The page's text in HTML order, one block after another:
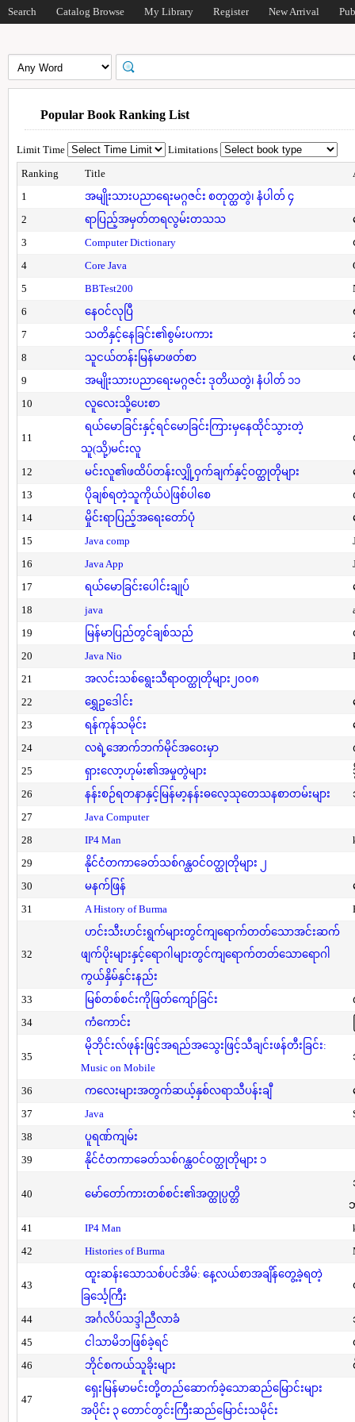
Search Catalog Browse My Library Register New Arrival
Popular Book Ranking List
Limit Time
Limitations
Ranking
Title
1
အမျိုးသားပညာရေးမဂ္ဂဇင်း စတုတ္ထတွဲ၊ နံပါတ် ၄
2
ရာပြည့်အမှတ်တရလွမ်းတသသ
3
Computer Dictionary
4
Core Java
5
BBTest200
6
နေဝင်လုပြီ
7
သတိနှင့်နေခြင်း၏စွမ်းပကား
8
သူငယ်တန်းမြန်မာဖတ်စာ
9
အမျိုးသားပညာရေးမဂ္ဂဇင်း ဒုတိယတွဲ၊ နံပါတ် ၁၁
10
လူလေးသို့ပေးစာ
11
ရယ်မောခြင်းနှင့်ရင်မောခြင်းကြားမှနေထိုင်သွားတဲ့
သူ(သို့)မင်းလူ
12 မင်းလူ၏ဖထိပ်တန်းလျှို့ဝှက်ချက်နှင့်ဝတ္ထုတိုများ
13
ပိုချစ်ရတဲ့သူကိုယ်ပဲဖြစ်ပါစေ
14
မှိုင်းရာပြည့်အရေးတော်ပုံ
15
Java comp
16
Java App
17
ရယ်မောခြင်းပေါင်းချုပ်
18
java
19
မြန်မာပြည်တွင်ချစ်သည်
20
Java Nio
21
အလင်းသစ်ရွေးသီရာဝတ္ထုတိုများ၂၀၀၈
22
ရွှေဥဒေါင်း
23
ရန်ကုန်သမိုင်း
24
လရဲ့အောက်ဘက်မိုင်အဝေးမှာ
25
ရှားလော့ဟုမ်း၏အမှုတွဲများ
26
နန်းစဉ်ရတနာနှင့်မြန်မာ့နန်းဓလေ့သုတေသနစာတမ်းများ
27
Java Computer
28
IP4 Man
29
နိုင်ငံတကာခေတ်သစ်ဂန္ထဝင်ဝတ္ထုတိုများ ၂
30
မနက်ဖြန်
31
A History of Burma
32
ဟင်းသီးဟင်းရွက်များတွင်ကျရောက်တတ်သောအင်းဆက်
ဖျက်ပိုးများနှင့်ရောဂါများတွင်ကျရောက်တတ်သောရောဂါ
ကွယ်နှိမ်နှင်းနည်း
33
မြစ်တစ်စင်းကိုဖြတ်ကျော်ခြင်း
34
ကံကောင်း
35
မိုဘိုင်းလ်ဖုန်းဖြင့်အရည်အသွေးဖြင့်သီချင်းဖန်တီးခြင်း:
Music on Mobile
36 ကလေးများအတွက်ဆယ့်နှစ်လရာသီပန်းချီ
37
Java
38
ပူရဏ်ကျမ်း
39
နိုင်ငံတကာခေတ်သစ်ဂန္ထဝင်ဝတ္ထုတိုများ ၁
40 မော်တော်ကားတစ်စင်း၏အတ္ထုပ္ပတ္တိ
41
IP4 Man
42
Histories of Burma
43
ထူးဆန်းသောသစ်ပင်အိမ်: နေ့လယ်စာအချိန်တွေ့ခဲ့ရတဲ့
ခြင်္သေ့ကြီး
44 အင်္ဂလိပ်သဒ္ဒါညီလာခံ
45
ငါသာမိဘဖြစ်ခဲ့ရင်
46
ဘိုင်စကယ်သူခိုးများ
47
ရှေးမြန်မာမင်းတို့တည်ဆောက်ခဲ့သောဆည်မြောင်းများ
အပိုင်း ၃ တောင်တွင်းကြီးဆည်မြောင်းသမိုင်း